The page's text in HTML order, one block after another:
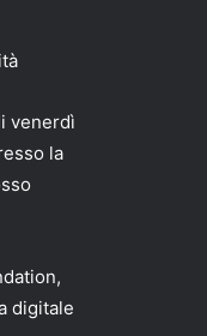
venerdì
la
digitale